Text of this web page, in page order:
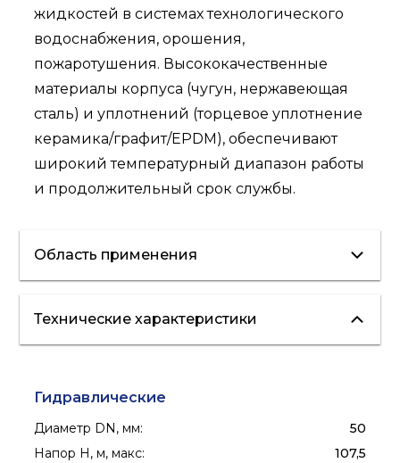
жидкостей в системах технологического
водоснабжения, орошения,
пожаротушения. Высококачественные
материалы корпуса (чугун, нержавеющая
сталь) и уплотнений (торцевое уплотнение
керамика/графит/EPDM), обеспечивают
широкий температурный диапазон работы
и продолжительный срок службы.
Область применения
отопление
вентиляция
Технические характеристики
Гидравлические
Диаметр DN, мм:
50
Напор H, м, макс:
107,5